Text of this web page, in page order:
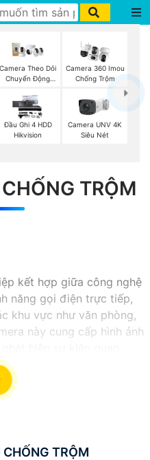
Camera Theo Dỏi
Chuyển Động
Camera 360 Imou
Chống Trộm
Đầu Ghi 4 HDD
Hikvision
Camera UNV 4K
Siêu Nét
TRỘM
kết hợp giữa công nghệ
năng gọi điện trực tiếp,
khu vực như văn phòng,
này cung cấp hình ảnh
kịp thời. Với khả năng
ban đêm và lưu trữ dữ
mang lại một hệ thống
TRỘM